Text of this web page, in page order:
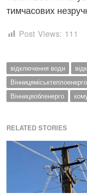
тимчасових
Post Views: 111
відключення води
Вінницяміськтеплоенерго
Вінницяобленерго
RELATED STORIES